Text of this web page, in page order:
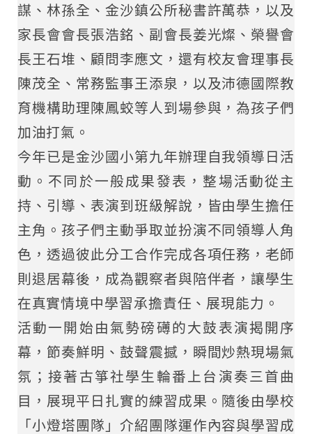
謀、林孫全、金沙鎮公所秘書許萬恭，以及
家長會會長張浩銘、副會長姜光燦、榮譽會
長王石堆、顧問李應文，還有校友會理事長
陳茂全、常務監事王添泉，以及沛德國際教
育機構助理陳鳳蛟等人到場參與，為孩子們
加油打氣。
今年已是金沙國小第九年辦理自我領導日活
動。不同於一般成果發表，整場活動從主
持、引導、表演到班級解說，皆由學生擔任
主角。孩子們主動爭取並扮演不同領導人角
色，透過彼此分工合作完成各項任務，老師
則退居幕後，成為觀察者與陪伴者，讓學生
在真實情境中學習承擔責任、展現能力。
活動一開始由氣勢磅礡的大鼓表演揭開序
幕，節奏鮮明、鼓聲震撼，瞬間炒熱現場氣
氛；接著古箏社學生輪番上台演奏三首曲
目，展現平日扎實的練習成果。隨後由學校
「小燈塔團隊」介紹團隊運作內容與學習成